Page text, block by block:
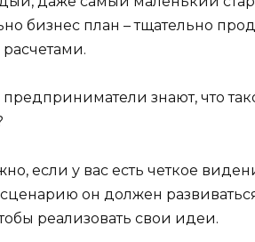
бизнес план – тщательно
знают, что
если у вас есть четкое
он должен
реализовать свои идеи.